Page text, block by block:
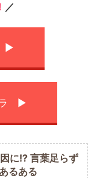
／
▶︎
ラ ▶︎
に!? 言葉足らず
るある